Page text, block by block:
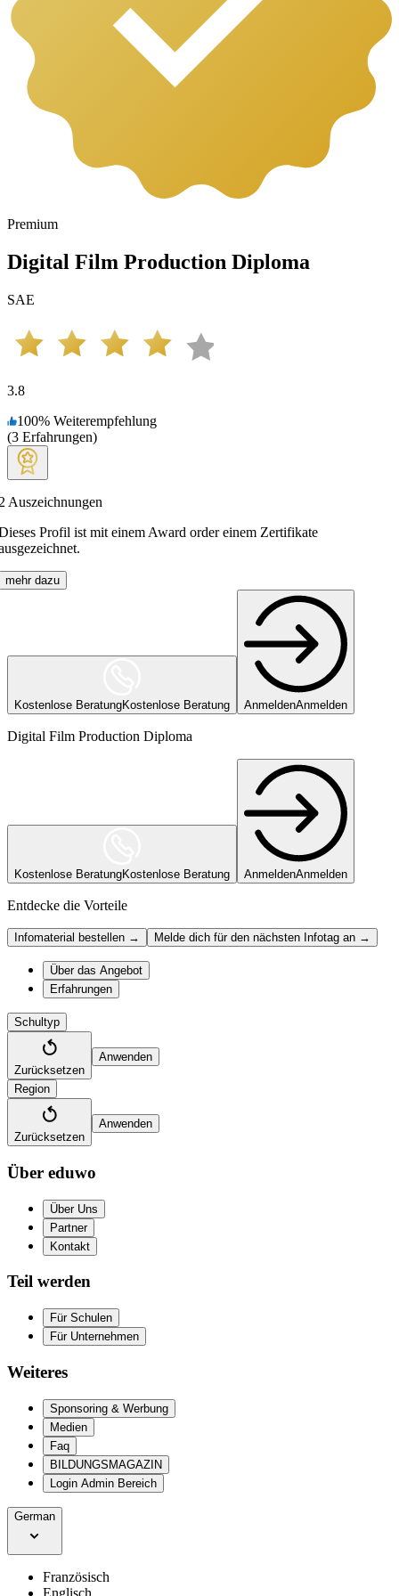
Premium
Digital Film Production Diploma
SAE
3.8
100% Weiterempfehlung
(3 Erfahrungen)
Auszeichnungen
Profil ist mit einem Award order einem Zertifikate
mehr dazu
Kostenlose BeratungKostenlose Beratung AnmeldenAnmelden
Digital Film Production Diploma
Kostenlose BeratungKostenlose Beratung AnmeldenAnmelden
Entdecke die Vorteile
Infomaterial bestellen → Melde dich für den nächsten Infotag an →
Über das Angebot
Erfahrungen
Schultyp
Zurücksetzen
Anwenden
Region
Zurücksetzen
Anwenden
Über eduwo
Über Uns
Partner
Kontakt
Teil werden
Für Schulen
Für Unternehmen
Weiteres
Sponsoring & Werbung
Medien
Faq
BILDUNGSMAGAZIN
Login Admin Bereich
German
Französisch
Englisch